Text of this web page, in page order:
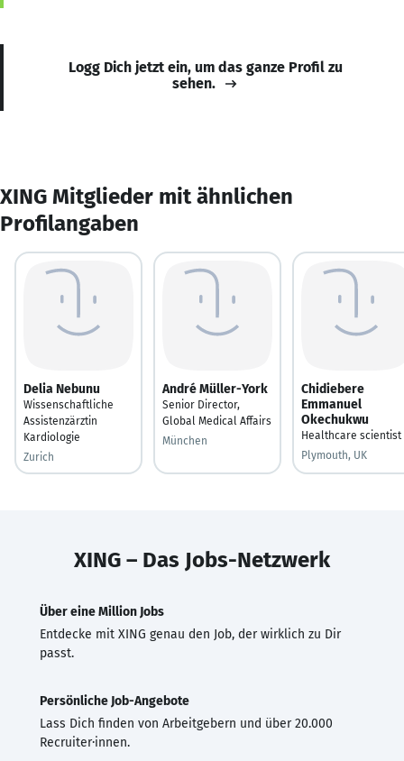
Logg Dich jetzt ein, um das ganze Profil zu
sehen.
XING Mitglieder mit ähnlichen
Profilangaben
Delia Nebunu
Wissenschaftliche
Assistenzärztin
Kardiologie
Zurich
André Müller-York
Senior Director,
Global Medical Affairs
München
Chidiebere
Emmanuel
Okechukwu
Healthcare scientist
Plymouth, UK
XING – Das Jobs-Netzwerk
Über eine Million Jobs
Entdecke mit XING genau den Job, der wirklich zu Dir
passt.
Persönliche Job-Angebote
Lass Dich finden von Arbeitgebern und über 20.000
Recruiter·innen.